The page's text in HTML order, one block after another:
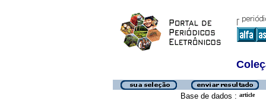
Base de dados : article